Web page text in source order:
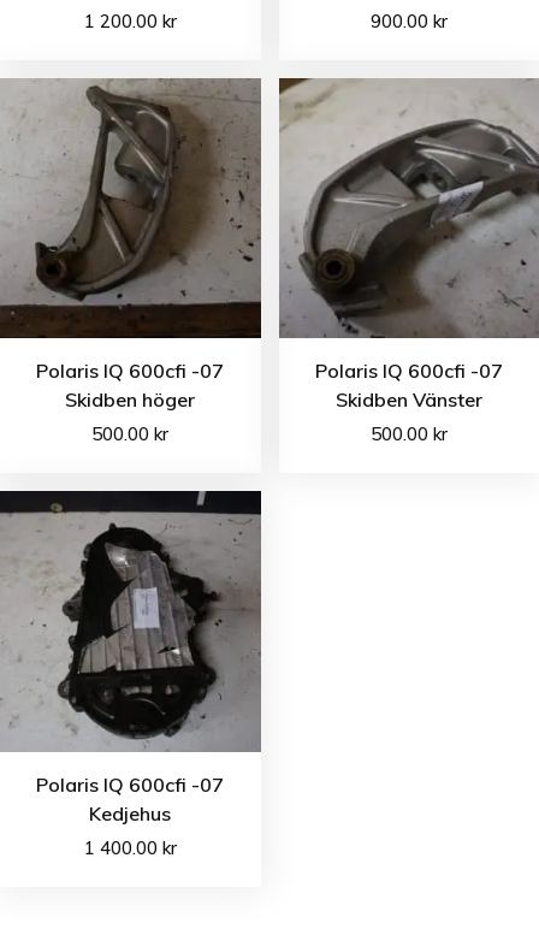
1 200.00 kr 900.00 kr
Polaris IQ 600cfi -07
Skidben höger
500.00kr
Polaris IQ 600cfi -07
Skidben Vänster
500.00 kr
Polaris IQ 600cfi -07
Kedjehus
1 400.00 kr